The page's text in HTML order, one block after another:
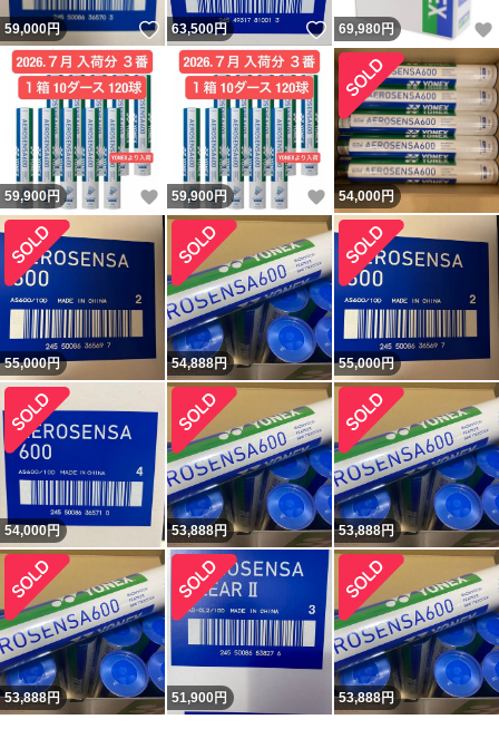
59,000円 いいね！
63,500円 いいね！
69,980円
59,900円 いいね！
59,900円 いいね！
54,000円
55,000円 54,888円 55,000円
54,000円 53,888円 53,888円
53,888円 51,900円 53,888円